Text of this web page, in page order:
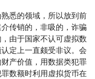
悉的领域，所以放到前
传销的，非吸的，诈骗
由于国家不认可虚拟数
定上一直颇受非议。会
产价值，用数据类犯罪
数额时利用虚拟货币在